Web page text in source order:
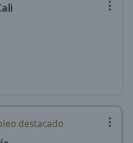
destacado